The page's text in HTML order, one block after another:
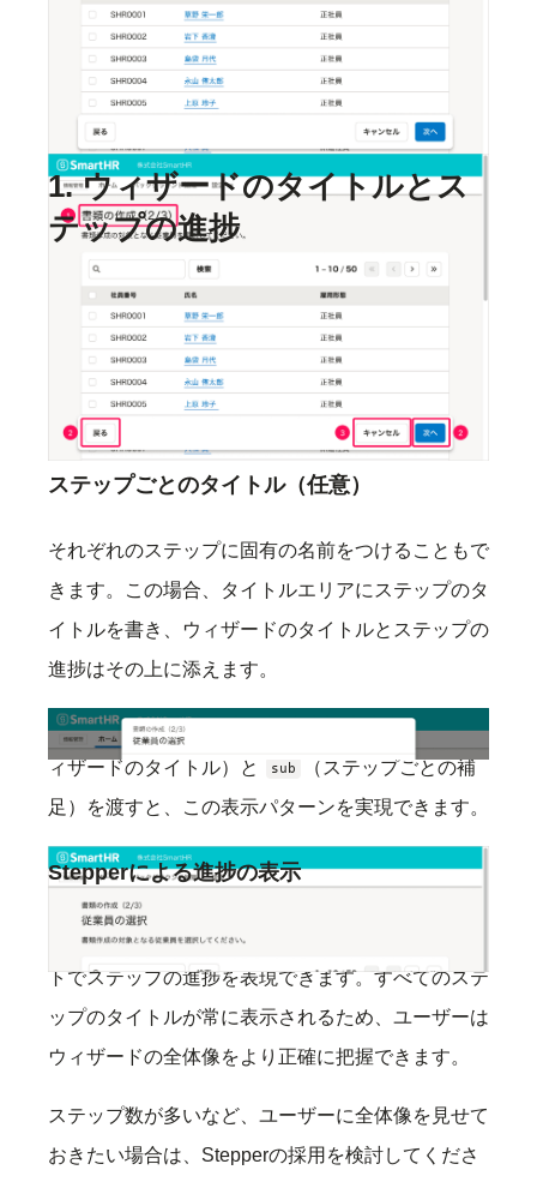
ウィザードのタイトルとステップの進捗
前後のステップへ移動するボタン
ウィザードから抜け出すボタン
1. ウィザードのタイトルとス
テップの進捗
ダイアログやページのタイトルエリアにウィザード
のタイトルを簡潔に書き、その後にカッコ書きで
{現在のステップ}/{総ステップ数}
の形式でステップの進
捗を添えます。
ステップごとのタイトル（任意）
それぞれのステップに固有の名前をつけることもで
きます。この場合、タイトルエリアにステップのタ
イトルを書き、ウィザードのタイトルとステップの
進捗はその上に添えます。
StepFormDialog text （ウ
ィザードのタイトル）と
sub
（ステップごとの補
足）を渡すと、この表示パターンを実現できます。
Stepperによる進捗の表示
文字だけでの表記に加えて、
トでステップの進捗を表現できます。すべてのステ
ップのタイトルが常に表示されるため、ユーザーは
ウィザードの全体像をより正確に把握できます。
ステップ数が多いなど、ユーザーに全体像を見せて
おきたい場合は、Stepperの採用を検討してくださ